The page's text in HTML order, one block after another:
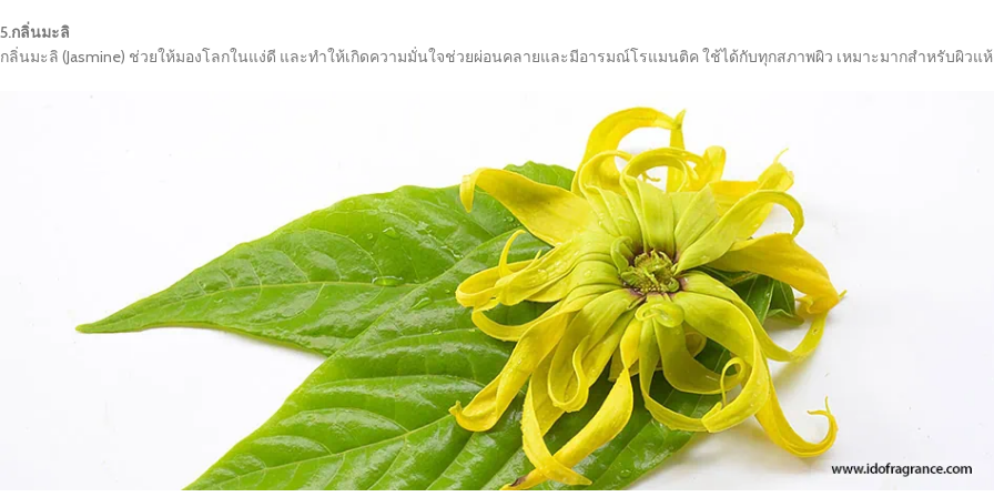
5.กลิ่นมะลิ
กลิ่นมะลิ (Jasmine) ช่วยให้มองโลกในแง่ดี และทำให้เกิดความมั่นใจช่วยผ่อนคลายและมีอารมณ์โรแมนติค ใช้ได้กับทุกสภาพผิว เหมาะมากสำหรับผิวแ